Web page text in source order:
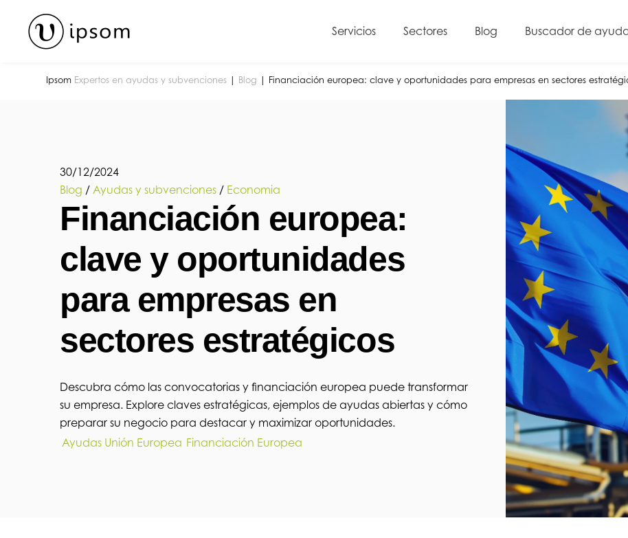
content
Servicios Sectores Blog Buscador de
Ipsom Expertos en ayudas y subvenciones Blog Financiación europea: clave y oportunidades para empresas en sectores
30/12/2024
Blog /Ayudas y subvenciones / Economia
Financiación europea:
clave y oportunidades
para empresas en
sectores estratégicos
Descubra cómo las convocatorias y financiación europea puede transformar
su empresa. Explore claves estratégicas, ejemplos de ayudas abiertas y cómo
preparar su negocio para destacar y maximizar oportunidades.
Ayudas Unión Europea Financiación Europea